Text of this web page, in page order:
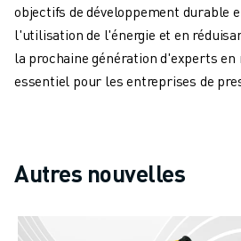
PEINTURE
SOUDAGE PAR POINTS
INSPECTION DE LA VISION
SERVICE CLIENTÈLE
SERVICE CLIENTÈLE
TERRAIN ET MAINTENANCE
objectifs de développement durable
l'utilisation de l'énergie et en
la prochaine génération d'experts en
essentiel pour les entreprises de
Autres nouvelles